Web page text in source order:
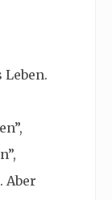
Leben.
Aber